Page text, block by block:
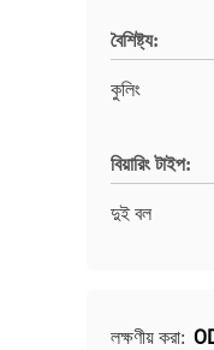
বৈশিষ্ট্য:
কুলিং
বিয়ারিং টাইপ:
দুই বল
লক্ষণীয় করা: